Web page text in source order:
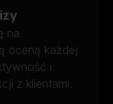
na
oceną każdej
i
z klientami.